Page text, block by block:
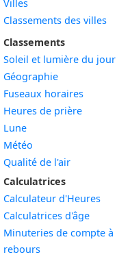
Villes
Classements des villes
Classements
Soleil et lumière du jour
Géographie
Fuseaux horaires
Heures de prière
Lune
Météo
Qualité de l'air
Calculatrices
Calculateur d'Heures
Calculatrices d'âge
Minuteries de compte à
rebours